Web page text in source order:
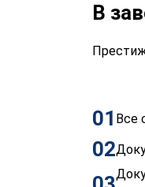
В
01 Все
02